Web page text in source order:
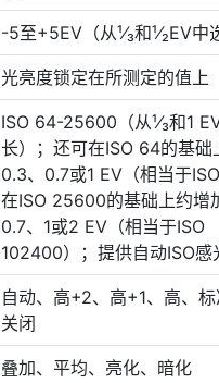
-5至+5EV（从¹⁄₃和¹⁄₂EV中
光亮度锁定在所测定的值上
ISO 64-25600（从¹⁄₃和1
长）；还可在ISO 64的基础
0.3、0.7或1 EV（相当于
在ISO 25600的基础上约增
0.7、1或2 EV（相当于ISO
102400）；提供自动ISO感
自动、高+2、高+1、高、
关闭
叠加、平均、亮化、暗化